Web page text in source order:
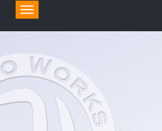
Toggle
navigation